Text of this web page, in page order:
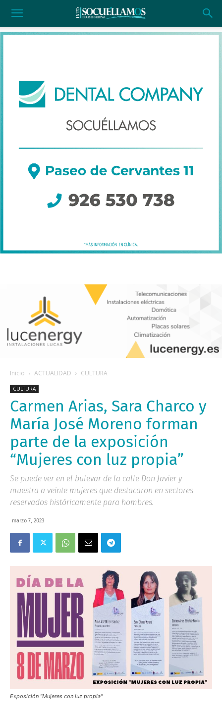
Inicio ACTUALIDAD CULTURA
CULTURA
Carmen Arias, Sara Charco y
María José Moreno forman
parte de la exposición
“Mujeres con luz propia”
Se puede ver en el bulevar de la calle Don Javier y
muestra a veinte mujeres que destacaron en sectores
reservados históricamente para hombres.
marzo 7, 2023
Exposición "Mujeres con luz propia"